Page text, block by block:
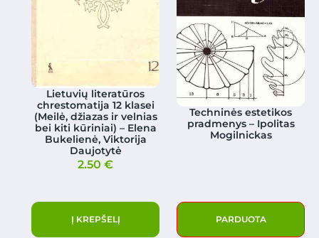
Lietuvių literatūros
chrestomatija 12 klasei
(Meilė, džiazas ir velnias
bei kiti kūriniai) – Elena
Bukelienė, Viktorija
Daujotytė
2.50€
Į KREPŠELĮ
Techninės estetikos
pradmenys – Ipolitas
Mogilnickas
PARDUOTA